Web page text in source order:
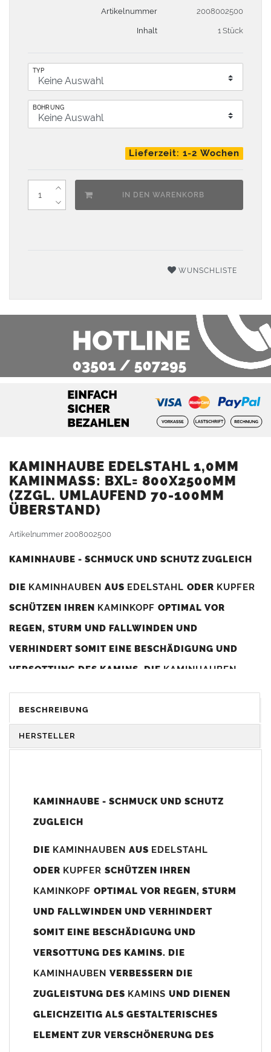
Artikelnummer 2008002500
Inhalt 1 Stück
TYP
BOHRUNG
Lieferzeit: 1-2 Wochen
IN DEN WARENKORB
WUNSCHLISTE
KAMINHAUBE EDELSTAHL 1,0MM
KAMINMASS: BXL= 800X2500MM (
ZZGL. UMLAUFEND 70-100MM Ü
BERSTAND)
Artikelnummer2008002500
KAMINHAUBE - SCHMUCK UND SCHUTZ ZUGLEICH
DIE KAMINHAUBEN AUS EDELSTAHL ODER KUPFER
SCHÜTZEN IHREN KAMINKOPF OPTIMAL VOR
REGEN, STURM UND FALLWINDEN UND
VERHINDERT SOMIT EINE BESCHÄDIGUNG UND
VERSOTTUNG DES KAMINS. DIE KAMINHAUBEN
DIENEN GLEICHZEITIG ALS GESTALTERISCHES
ELEMENT ZUR VERSCHÖNERUNG DES BAUWERKS.
Unsere Maßangaben beziehen sich immer auf das
800mm x 740-800mm angefertigt (siehe Bild/Zeichnung unten).
angefertigt werden (bitte anfragen).
(siehe Bild/Zeichnung unten) angefertigt. Sollten die Bohrungen
nicht passen dann bitte "ohne"Bohrungen (Auswahlfeld)
bis 500mm Kaminbreite: Abstand vom Kaminrand ca.
80mm
BESCHREIBUNG
HERSTELLER
KAMINHAUBE - SCHMUCK UND SCHUTZ
ZUGLEICH
DIE KAMINHAUBEN AUS EDELSTAHL
ODER KUPFER SCHÜTZEN IHREN
KAMINKOPF OPTIMAL VOR REGEN, STURM
UND FALLWINDEN UND VERHINDERT
SOMIT EINE BESCHÄDIGUNG UND
VERSOTTUNG DES KAMINS. DIE
KAMINHAUBEN VERBESSERN DIE
ZUGLEISTUNG DES KAMINS UND DIENEN
GLEICHZEITIG ALS GESTALTERISCHES
ELEMENT ZUR VERSCHÖNERUNG DES